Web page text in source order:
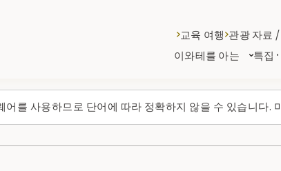
어를 사용하므로 단어에 따라 정확하지 않을 수 있습니다.
이와테를 아는 특집
교육 여행 관광 자료